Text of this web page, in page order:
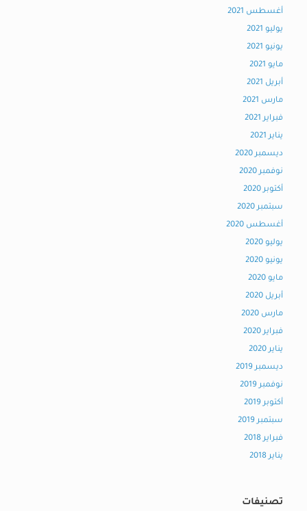
أغسطس 2021
يوليو 2021
يونيو 2021
مايو 2021
أبريل 2021
مارس 2021
فبراير 2021
يناير 2021
ديسمبر 2020
نوفمبر 2020
أكتوبر 2020
سبتمبر 2020
أغسطس 2020
يوليو 2020
يونيو 2020
مايو 2020
أبريل 2020
مارس 2020
فبراير 2020
يناير 2020
ديسمبر 2019
نوفمبر 2019
أكتوبر 2019
سبتمبر 2019
فبراير 2018
يناير 2018
تصنيفات